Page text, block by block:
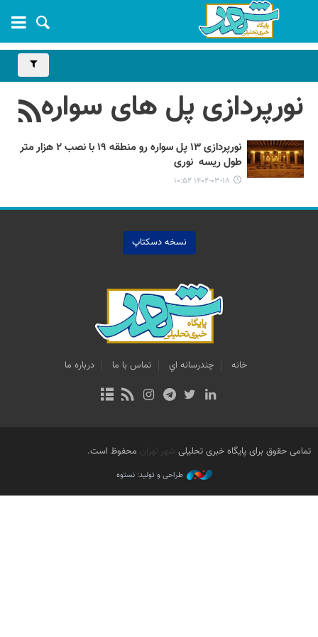
نورپردازی پل های سواره
رو
نورپردازی ۱۳ پل سواره رو منطقه ۱۹ با نصب ۲ هزار متر
طول ریسه نوری ️
۱۴۰۲-۰۳-۱۸ ۱۰:۵۲
نسخه دسکتاپ
خانه چندرسانه اي تماس با ما درباره ما
تمامی حقوق برای پایگاه خبری تحلیلی شهر تهران محفوظ است.
طراحی و تولید: نستوه